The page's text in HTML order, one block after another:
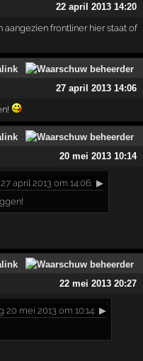
22 april 2013 14:20
aangezien frontliner hier staat of
27 april 2013 14:06
20 mei 2013 10:14
april 2013 om 14:06: ▶
22 mei 2013 20:27
20 mei 2013 om 10:14: ▶